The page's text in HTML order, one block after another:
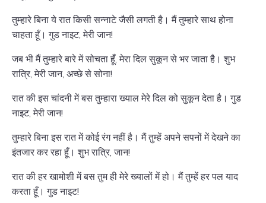
तुम्हारे बिना ये रात किसी सन्नाटे जैसी लगती है। मैं तुम्हारे साथ होना
चाहता हूँ। गुड नाइट, मेरी जान!
जब भी मैं तुम्हारे बारे में सोचता हूँ, मेरा दिल सुकून से भर जाता है। शुभ
रात्रि, मेरी जान, अच्छे से सोना!
रात की इस चांदनी में बस तुम्हारा ख्याल मेरे दिल को सुकून देता है। गुड
नाइट, मेरी जान!
तुम्हारे बिना इस रात में कोई रंग नहीं है। मैं तुम्हें अपने सपनों में देखने का
इंतजार कर रहा हूँ। शुभ रात्रि, जान!
रात की हर खामोशी में बस तुम ही मेरे ख्यालों में हो। मैं तुम्हें हर पल याद
करता हूँ। गुड नाइट!